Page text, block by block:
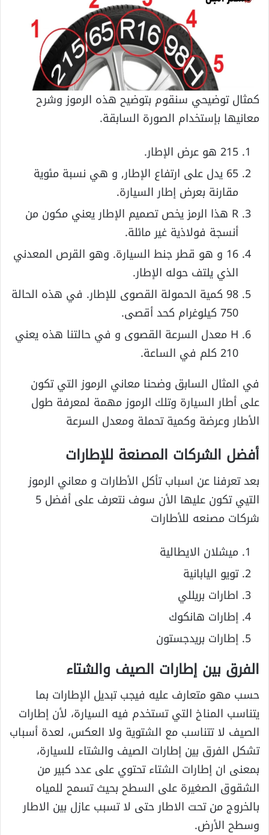
كمثال توضيحي سنقوم بتوضيح هذه الرموز وشرح
معانيها بإستخدام الصورة السابقة.
215 هو عرض الإطار.
65 يدل على ارتفاع الإطار, و هي نسبة مئوية
مقارنة بعرض إطار السيارة.
R هذا الرمز يخص تصميم الإطار يعني مكون من
أنسجة فولاذية غير مائلة.
16 و هو قطر جنط السيارة. وهو القرص المعدني
الذي يلتف حوله الإطار.
98 كمية الحمولة القصوى للإطار. في هذه الحالة
750 كيلوغرام كحد أقصى.
H معدل السرعة القصوى و في حالتنا هذه يعني
210 كلم في الساعة.
في المثال السابق وضحنا معاني الرموز التي تكون
على أطار السيارة وتلك الرموز مهمة لمعرفة طول
الأطار وعرضة وكمية تحملة ومعدل السرعة
أفضل الشركات المصنعة للإطارات
بعد تعرفنا عن اسباب تأكل الأطارات و معاني الرموز
التيي تكون عليها الأن سوف نتعرف على أفضل 5
شركات مصنعه للأطارات
ميشلان الايطالية
تويو اليابانية
اطارات بريللي
إطارات هانكوك
إطارات بريدجستون
الفرق بين إطارات الصيف والشتاء
حسب مهو متعارف عليه فيجب تبديل الإطارات بما
يتناسب المناخ التي تستخدم فيه السيارة، لأن إطارات
الصيف لا تتناسب مع الشتوية ولا العكس، لعدة أسباب
تشكل الفرق بين إطارات الصيف والشتاء للسيارة،
بمعنى ان إطارات الشتاء تحتوي على عدد كبير من
الشقوق الصغيرة على السطح بحيث تسمح للمياه
بالخروج من تحت الاطار حتى لا تسبب عازل بين الاطار
وسطح الأرض.